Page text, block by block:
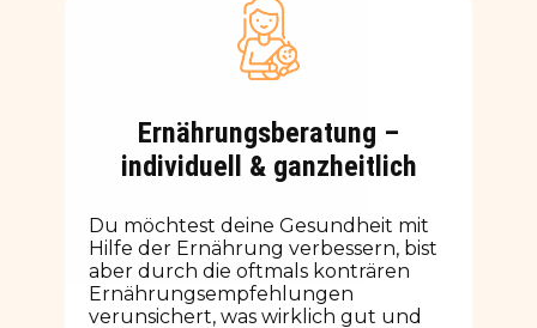
Ernährungsberatung –
individuell & ganzheitlich
Du möchtest deine Gesundheit mit
Hilfe der Ernährung verbessern, bist
aber durch die oftmals konträren
Ernährungsempfehlungen
verunsichert, was wirklich gut und